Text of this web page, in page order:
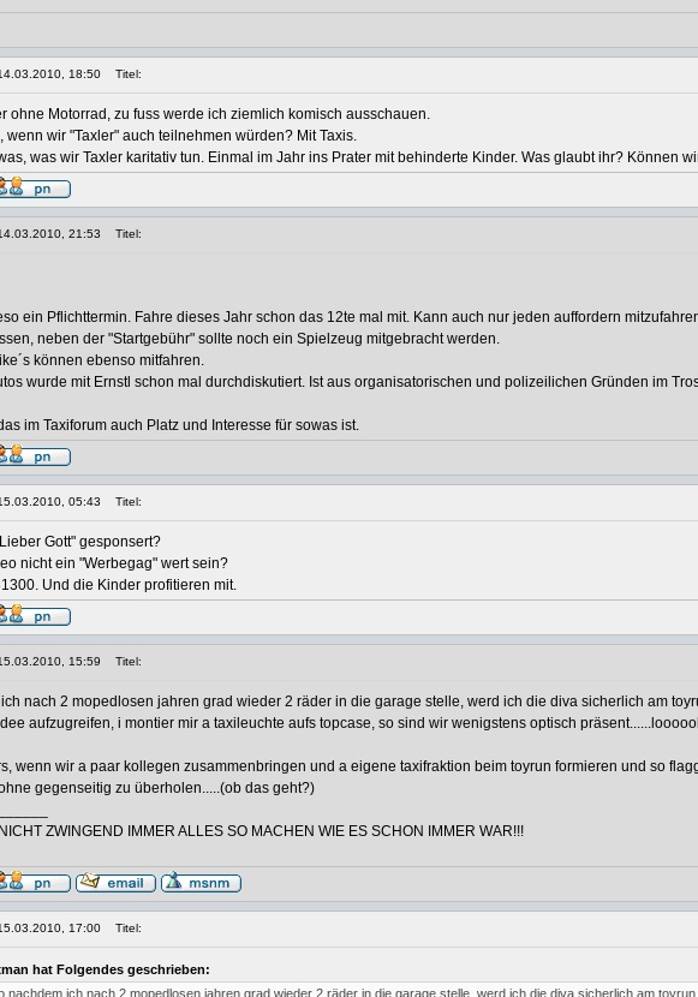
18:50 Titel:
ohne Motorrad, zu fuss werde ich ziemlich komisch ausschauen.
wenn wir "Taxler" auch teilnehmen würden? Mit Taxis.
was wir Taxler karitativ tun. Einmal im Jahr ins Prater mit behinderte Kinder. Was glaubt ihr? Können
21:53 Titel:
ein Pflichttermin. Fahre dieses Jahr schon das 12te mal mit. Kann auch nur jeden auffordern
neben der "Startgebühr" sollte noch ein Spielzeug mitgebracht werden.
können ebenso mitfahren.
wurde mit Ernstl schon mal durchdiskutiert. Ist aus organisatorischen und polizeilichen Gründen im
im Taxiforum auch Platz und Interesse für sowas ist.
05:43 Titel:
Gott" gesponsert?
nicht ein "Werbegag" wert sein?
Und die Kinder profitieren mit.
15:59 Titel:
nach 2 mopedlosen jahren grad wieder 2 räder in die garage stelle, werd ich die diva sicherlich am
aufzugreifen, i montier mir a taxileuchte aufs topcase, so sind wir wenigstens optisch präsent......loooool
wenn wir a paar kollegen zusammenbringen und a eigene taxifraktion beim toyrun formieren und so
gegenseitig zu überholen.....(ob das geht?)
ZWINGEND IMMER ALLES SO MACHEN WIE ES SCHON IMMER WAR!!!
17:00 Titel:
hat Folgendes geschrieben:
nachdem ich nach 2 mopedlosen jahren grad wieder 2 räder in die garage stelle, werd ich die diva sicherlich am toyrun